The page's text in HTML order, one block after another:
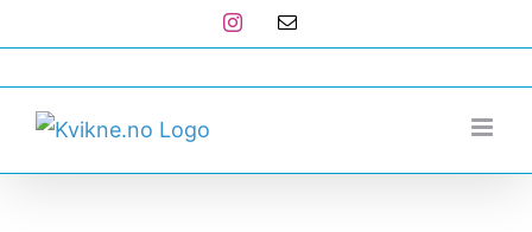
to
content
Instagram
E-